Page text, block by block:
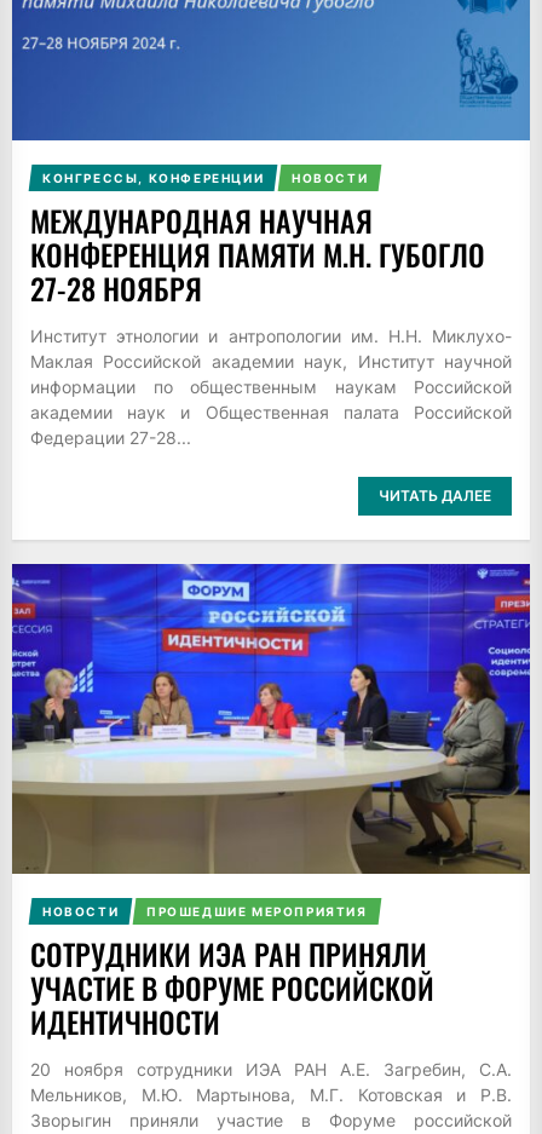
КОНГРЕССЫ, КОНФЕРЕНЦИИ НОВОСТИ
МЕЖДУНАРОДНАЯ НАУЧНАЯ
КОНФЕРЕНЦИЯ ПАМЯТИ М.Н. ГУБОГЛО
27-28 НОЯБРЯ
Институт этнологии и антропологии им. Н.Н. Миклухо-
Маклая Российской академии наук, Институт научной
информации по общественным наукам Российской
академии наук и Общественная палата Российской
Федерации 27-28...
ЧИТАТЬ ДАЛЕЕ
НОВОСТИ ПРОШЕДШИЕ МЕРОПРИЯТИЯ
СОТРУДНИКИ ИЭА РАН ПРИНЯЛИ
УЧАСТИЕ В ФОРУМЕ РОССИЙСКОЙ
ИДЕНТИЧНОСТИ
20 ноября сотрудники ИЭА РАН А.Е. Загребин, С.А.
Мельников, М.Ю. Мартынова, М.Г. Котовская и Р.В.
Зворыгин приняли участие в Форуме российской